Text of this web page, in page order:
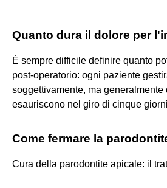
Quanto dura il dolore per
È sempre difficile definire quanto
post-operatorio: ogni paziente
soggettivamente, ma generalmente
esauriscono nel giro di cinque
Come fermare la
Cura della parodontite apicale: il